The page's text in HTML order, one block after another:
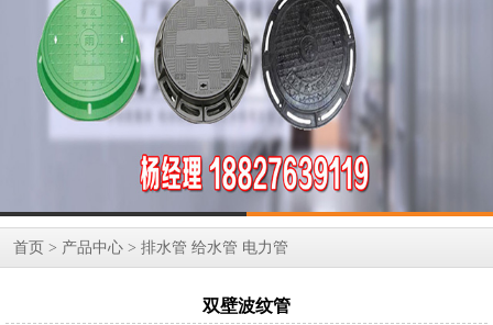
首页 > 产品中心 > 排水管 给水管 电力管
双壁波纹管